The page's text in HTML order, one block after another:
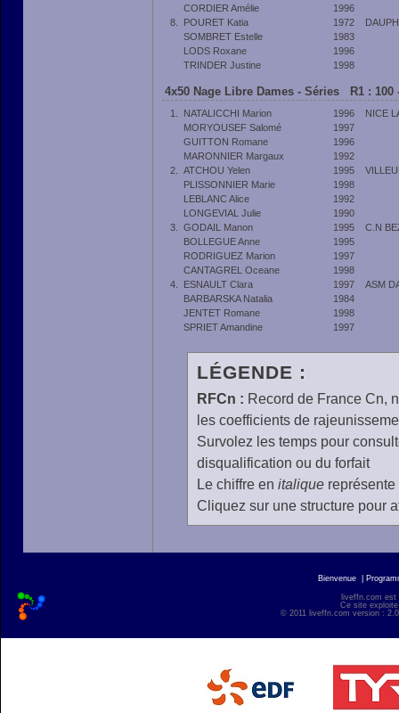
CORDIER Amélie
1996
8.
POURET Katia 1972
SOMBRET Estelle
1983
LODS Roxane
1996
TRINDER Justine
1998
4x50 Nage Libre Dames - Séries R1 : 100
1. NATALICCHI Marion 1996
NICE
MORYOUSEF Salomé
1997
GUITTON Romane
1996
MARONNIER Margaux
1992
2.
ATCHOU Yelen 1995
PLISSONNIER Marie
1998
LEBLANC Alice
1992
LONGEVIAL Julie
1990
3.
GODAIL Manon 1995
C.N
BOLLEGUE Anne
1995
RODRIGUEZ Marion
1997
CANTAGREL Oceane
1998
4.
ESNAULT Clara 1997
ASM
BARBARSKA Natalia
1984
JENTET Romane
1998
SPRIET Amandine
1997
LÉGENDE :
RFCn : Record de France Cn,
les coefficients de
Survolez les temps pour
disqualification ou du forfait
Le chiffre en italiquereprésente
Cliquez sur une structure pour
Bienvenue
liveffn.com est
Ce site
© 2011 liveffn.com version :